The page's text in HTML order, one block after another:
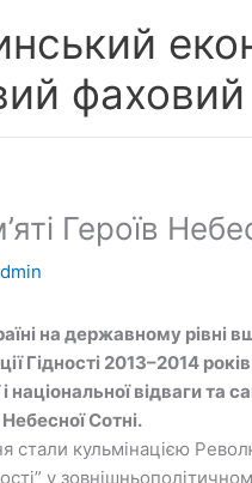
Героїв
на державному рівні
Гідності 2013–2014
національної відваги та
Сотні.
стали кульмінацією
у